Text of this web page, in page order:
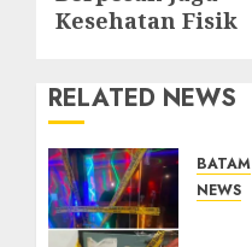
Kesehatan Fisik
RELATED NEWS
BATAM
NEWS